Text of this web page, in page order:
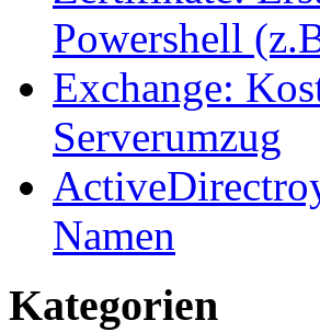
Powershell
Exchange:
Serverumzug
Namen
Kategorien